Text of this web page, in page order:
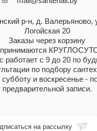
р-н, д. Валерьяново,
Логойская 20
Заказы через корзину
принимаются
работает с 9 до 20 по
по подбору
субботу и воскресенье -
предварительной записи.
на рассылку